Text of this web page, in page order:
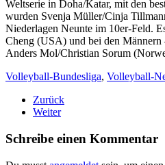
Weltserie in Doha/Katar, mit den
wurden Svenja Müller/Cinja
Niederlagen Neunte im 10er-Feld.
Cheng (USA) und bei den Männern
Anders Mol/Christian Sorum
Volleyball-Bundesliga, Volleyball-
Zurück
Weiter
Schreibe einen Kommentar